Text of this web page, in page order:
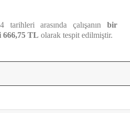
tarihleri arasında çalışanın bir
666,75 TL olarak tespit edilmiştir.